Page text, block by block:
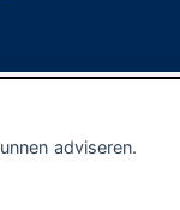
adviseren.